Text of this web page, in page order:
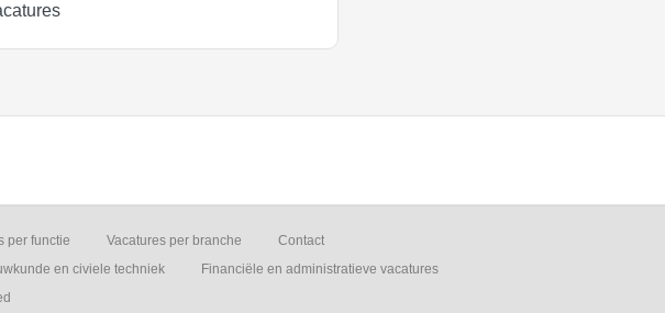
per functie Vacatures per branche
Contact
en civiele techniek
Financiële en administratieve vacatures